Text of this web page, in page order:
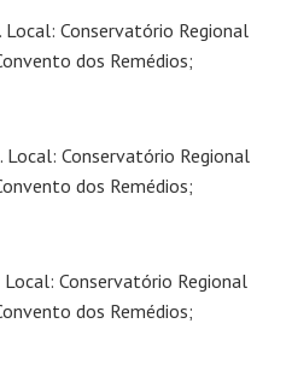
Conservatório Regional
dos Remédios;
Conservatório Regional
dos Remédios;
Conservatório Regional
dos Remédios;